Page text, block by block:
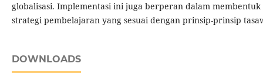
globalisasi. Implementasi ini juga berperan dalam
strategi pembelajaran yang sesuai dengan prinsip-prinsip
DOWNLOADS